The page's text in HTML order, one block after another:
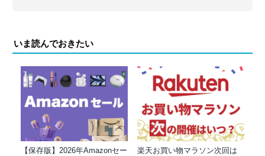
いま読んでおきたい
【保存版】2026年Amazonセー
楽天お買い物マラソン次回は